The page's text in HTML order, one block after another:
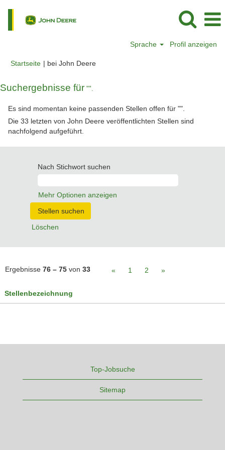
Sprache Profil anzeigen
Startseite | bei John Deere(aktuelle
Suchergebnisse für "".
Es sind momentan keine passenden Stellen offen für "".
Die 33 letzten von John Deere veröffentlichten Stellen sind
nachfolgend aufgeführt.
Nach Stichwort suchen
Mehr Optionen anzeigen
Löschen
Ergebnisse 76 – 75 von 33 « 1 2 »
Stellenbezeichnung
Top-Jobsuche
Sitemap